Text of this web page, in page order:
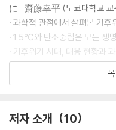
に- 齋藤幸平 (도쿄대학교 교
· 과학적 관점에서 살펴본 기
· 1.5℃와 탄소중립은 모든 생
· 기후위기 시대, 대응 현황
2부 / 기후위기와 탄소중립 정
게 (Dr. Dr. h.c. Markus
저자 소개 10